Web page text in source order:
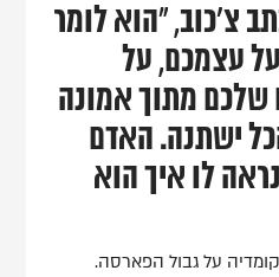
צ'כוב, "הוא לומר
עצמכם, על
מתוך אמונה
ישתנה. האדם
לו איך הוא
על גבול הפארסה.